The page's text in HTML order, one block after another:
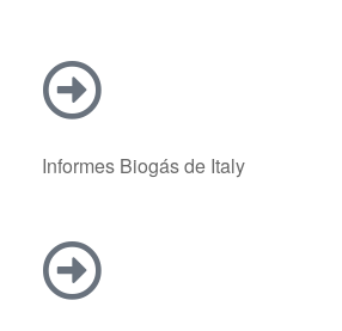
Informes Biogás de Italy